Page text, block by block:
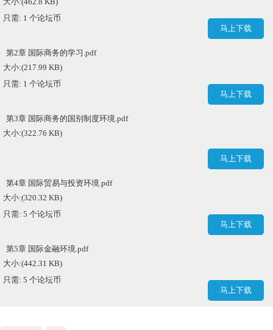
只需: 1 个论坛币
马上下载
第2章 国际商务的学习.pdf
大小:(217.99 KB)
只需: 1 个论坛币
马上下载
第3章 国际商务的国别制度环境.pdf
大小:(322.76 KB)
马上下载
第4章 国际贸易与投资环境.pdf
大小:(320.32 KB)
只需: 5 个论坛币
马上下载
第5章 国际金融环境.pdf
大小:(442.31 KB)
只需: 5 个论坛币
马上下载